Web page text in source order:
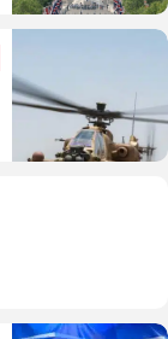
חרדים